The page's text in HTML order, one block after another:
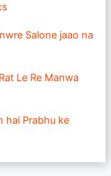
Salone jaao na
Le Re Manwa
hai Prabhu ke